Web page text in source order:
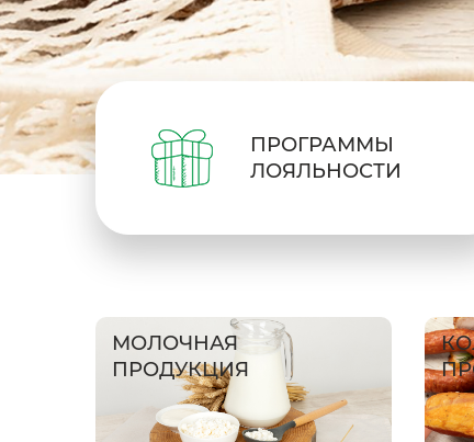
ПРОГРАММЫ
ЛОЯЛЬНОСТИ
МОЛОЧНАЯ
ПРОДУКЦИЯ